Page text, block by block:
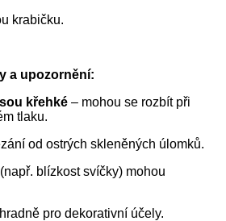
krabičku.
a upozornění:
křehké – mohou se rozbít při
tlaku.
od ostrých skleněných úlomků.
blízkost svíčky) mohou
pro dekorativní účely.